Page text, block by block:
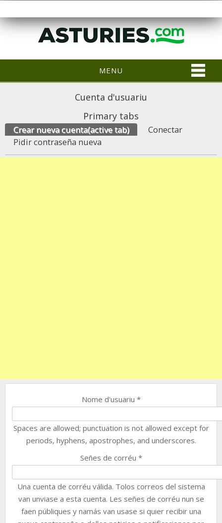
MENU
Cuenta d'usuariu
Primary tabs
Crear nueva cuenta(active tab)
Conectar
Pidir contraseña nueva
Nome d'usuariu *
Spaces are allowed; punctuation is not allowed except for
periods, hyphens, apostrophes, and underscores.
Señes de corréu *
Una cuenta de corréu válida. Tolos correos del sistema
van unviase a esta cuenta. Les señes de corréu nun se
faen públiques y namás van usase si quier recibir una